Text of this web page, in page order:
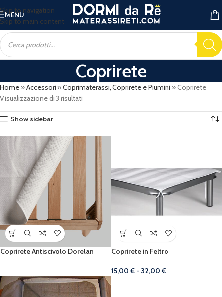
Skip to navigation
Skip to main content
MENU
Coprirete
Home »Accessori »Coprimaterassi, Coprirete e Piumini »Coprirete
Visualizzazione di 3 risultati
Show sidebar
Coprirete Antiscivolo Dorelan Coprirete in Feltro
15,00€ - 32,00€